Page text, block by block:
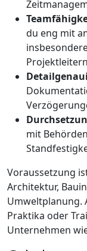
du eng mit
mit
Voraussetzung
Architektur,
Umweltplanung.
Praktika oder
Unternehmen